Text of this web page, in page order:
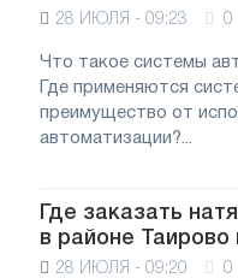
28 ИЮЛЯ - 09:23 0
Что такое системы
Где применяются
преимущество от
автоматизации?...
Где заказать
в районе Таирово
28 ИЮЛЯ - 09:20 0